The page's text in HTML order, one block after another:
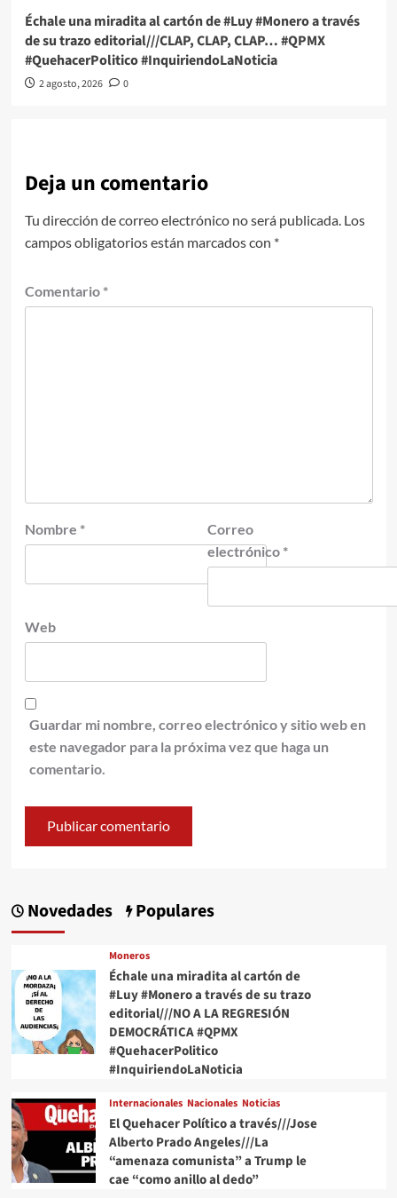
Échale una miradita al cartón de #Luy #Monero a través
de su trazo editorial///CLAP, CLAP, CLAP… #QPMX
#QuehacerPolitico #InquiriendoLaNoticia
2 agosto, 2026 0
Deja un comentario
Tu dirección de correo electrónico no será publicada. Los
campos obligatorios están marcados con *
Comentario *
Nombre *
Correo
electrónico *
Web
Guardar mi nombre, correo electrónico y sitio web en
este navegador para la próxima vez que haga un
comentario.
Novedades Populares
Moneros
Échale una miradita al cartón de
#Luy #Monero a través de su trazo
editorial///NO A LA REGRESIÓN
DEMOCRÁTICA #QPMX
#QuehacerPolitico
#InquiriendoLaNoticia
Internacionales Nacionales Noticias
El Quehacer Político a través///Jose
Alberto Prado Angeles///La
“amenaza comunista” a Trump le
cae “como anillo al dedo”